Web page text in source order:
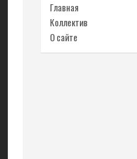
Главная
Коллектив
О сайте